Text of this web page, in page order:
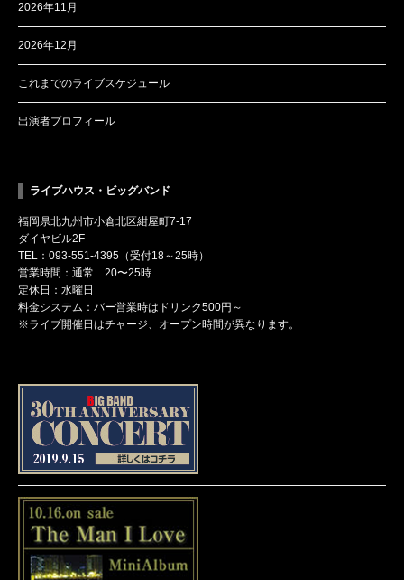
2026年11月
2026年12月
これまでのライブスケジュール
出演者プロフィール
ライブハウス・ビッグバンド
福岡県北九州市小倉北区紺屋町7-17
ダイヤビル2F
TEL：093-551-4395（受付18～25時）
営業時間：通常 20〜25時
定休日：水曜日
料金システム：バー営業時はドリンク500円～
※ライブ開催日はチャージ、オープン時間が異なります。